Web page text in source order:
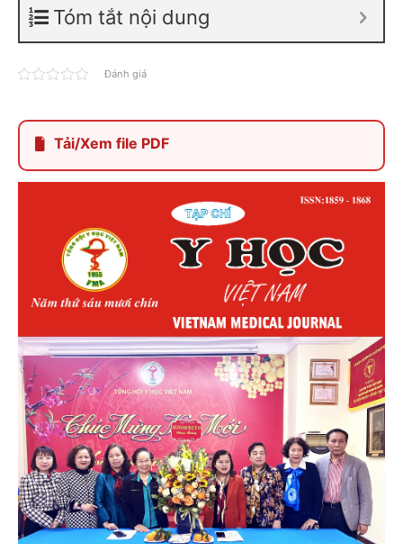
Tóm tắt nội dung
Đánh giá
Tải/Xem file PDF